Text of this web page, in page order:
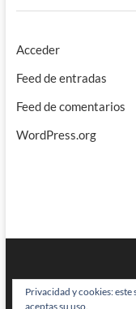
Acceder
Feed de entradas
Feed de comentarios
WordPress.org
Privacidad y cookies:
aceptas su uso.